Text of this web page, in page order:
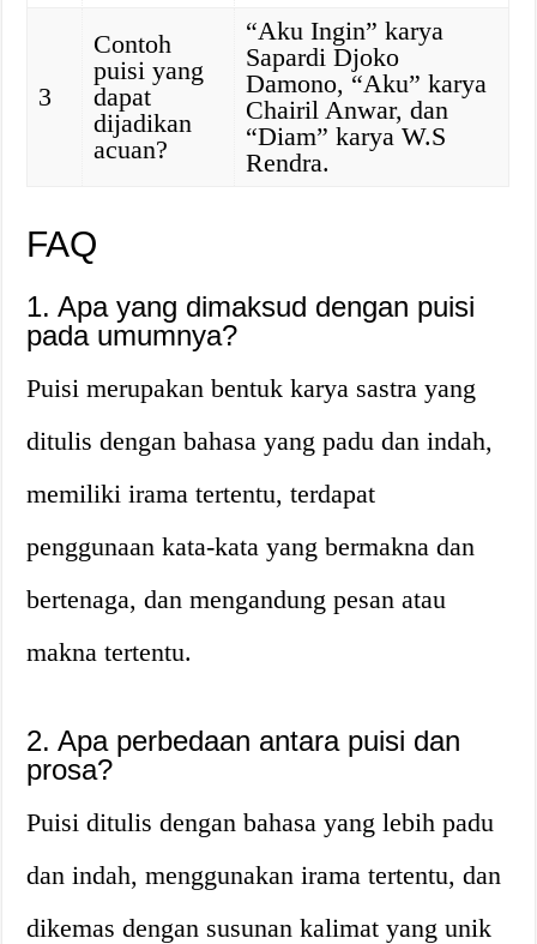
3
Contoh
puisi yang
dapat
dijadikan
acuan?
“Aku Ingin” karya
Sapardi Djoko
Damono, “Aku” karya
Chairil Anwar, dan
“Diam” karya W.S
Rendra.
FAQ
1. Apa yang dimaksud dengan puisi
pada umumnya?
Puisi merupakan bentuk karya sastra yang
ditulis dengan bahasa yang padu dan indah,
memiliki irama tertentu, terdapat
penggunaan kata-kata yang bermakna dan
bertenaga, dan mengandung pesan atau
makna tertentu.
2. Apa perbedaan antara puisi dan
prosa?
Puisi ditulis dengan bahasa yang lebih padu
dan indah, menggunakan irama tertentu, dan
dikemas dengan susunan kalimat yang unik